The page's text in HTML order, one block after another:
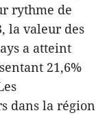
rythme de
la valeur des
a atteint
21,6%
dans la région